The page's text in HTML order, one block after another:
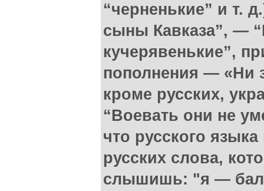
“черненькие” и т.
сыны Кавказа”, —
кучерявенькие”,
пополнения — «Ни
кроме русских,
“Воевать они не
что русского
русских слова,
слышишь: "я —